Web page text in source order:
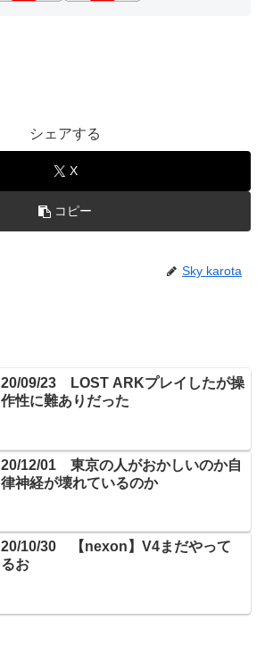
シェアする
X
コピー
Sky karota
20/09/23 LOST ARKプレイしたが操
作性に難ありだった
20/12/01 東京の人がおかしいのか自
律神経が壊れているのか
20/10/30 【nexon】V4まだやって
るお